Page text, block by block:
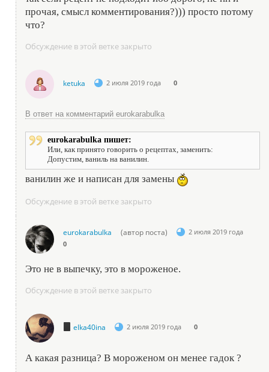
прочая, смысл комментирования?))) просто потому
что?
Обсуждение в этой ветке закрыто
ketuka 2 июля 2019 года 0
В ответ на комментарий eurokarabulka
eurokarabulka пишет:
Или, как принято говорить о рецептах, заменить:
Допустим, ваниль на ванилин.
ванилин же и написан для замены
Обсуждение в этой ветке закрыто
eurokarabulka (автор поста)
2 июля 2019 года
0
Это не в выпечку, это в мороженое.
Обсуждение в этой ветке закрыто
elka40ina 2 июля 2019 года 0
А какая разница? В мороженом он менее гадок ?